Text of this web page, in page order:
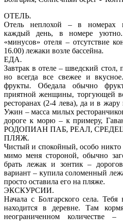
ОТЕЛЬ.
Отель неплохой – в номерах
каждый день, в номере
«минусов» отеля – отсутствие
16.00) лежаки возле бассейна.
ЕДА.
Завтрак в отеле – шведский стол,
но всегда все свежее и
фрукты. Обедала обычно
приятной женщины, торгующей
ресторанах (2-4 лева), да и в жару
Ужин – масса милых
дороге к морю – к примеру,
РОДОПИАН ПАБ, РЕАЛ,
ПЛЯЖ.
Чистый и спокойный, особо никто
мимо меня стороной, обычно
брать лежак и зонтик –
вариант – купила соломенный
просто оставила его на пляже.
ЭКСКУРСИИ.
Начала с Болгарского села. Тебя
находится в деревне. Там
неограниченном